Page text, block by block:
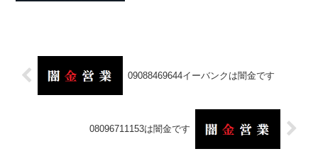
09088469644イーバンクは闇金です
08096711153は闇金です